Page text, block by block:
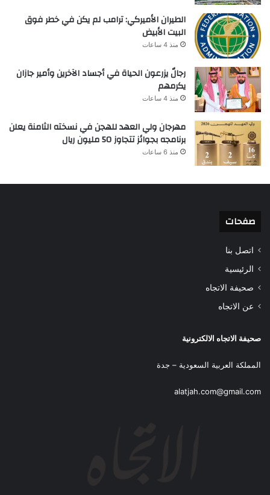
الطيران الأميركي: ترامب لم يكن في خطر فوق
البيت الأبيض
منذ 4 ساعات
رجالٌ يزرعون الحياة في أجساد الآخرين وأمير جازان
يكرمهم
منذ 4 ساعات
مهرجان ولي العهد للهجن في نسخته الثامنة يعلن
برنامجه بجوائز تتجاوز 50 مليون ريال
منذ 6 ساعات
صفحات
اتصل بنا
الرئيسية
صحيفة الاتجاه
عن الاتجاه
صحيفة الاتجاه الالكترونية
المملكة العربية السعودية – جدة
alatjah.com@gmail.com